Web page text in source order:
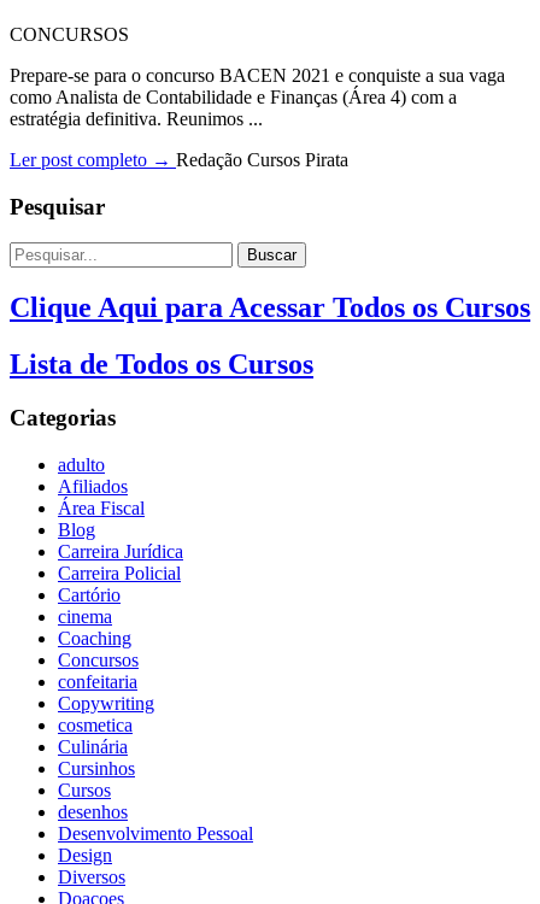
CONCURSOS
Prepare-se para o concurso BACEN 2021 e conquiste a sua vaga
como Analista de Contabilidade e Finanças (Área 4) com a
estratégia definitiva. Reunimos ...
Ler post completo → Redação Cursos Pirata
Pesquisar
Buscar
Clique Aqui para Acessar Todos os Cursos
Lista de Todos os Cursos
Categorias
adulto
Afiliados
Área Fiscal
Blog
Carreira Jurídica
Carreira Policial
Cartório
cinema
Coaching
Concursos
confeitaria
Copywriting
cosmetica
Culinária
Cursinhos
Cursos
desenhos
Desenvolvimento Pessoal
Design
Diversos
Doaçoes